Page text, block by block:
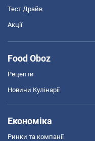
Тест Драйв
Акції
Food Oboz
Рецепти
Новини Кулінарії
Економіка
Ринки та компанії